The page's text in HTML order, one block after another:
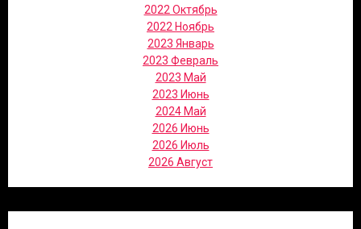
2022 Октябрь
2022 Ноябрь
2023 Январь
2023 Февраль
2023 Май
2023 Июнь
2024 Май
2026 Июнь
2026 Июль
2026 Август